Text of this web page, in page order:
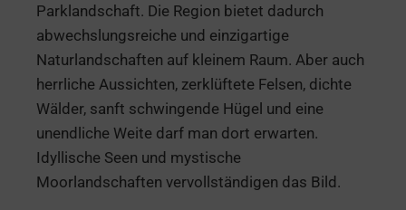
Parklandschaft. Die Region bietet dadurch
abwechslungsreiche und einzigartige
Naturlandschaften auf kleinem Raum. Aber auch
herrliche Aussichten, zerklüftete Felsen, dichte
Wälder, sanft schwingende Hügel und eine
unendliche Weite darf man dort erwarten.
Idyllische Seen und mystische
Moorlandschaften vervollständigen das Bild.